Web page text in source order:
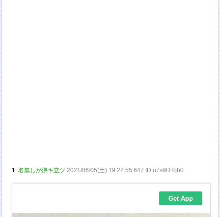
1:名無しが沸キ立ツ 2021/06/05(土) 19:22:55.647 ID:u7s9DTob0